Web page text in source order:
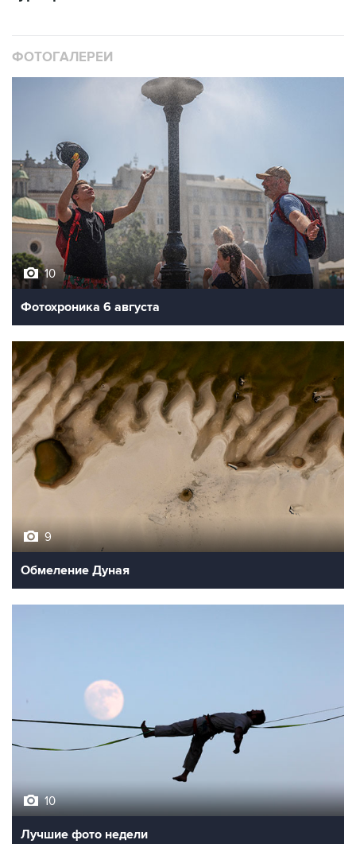
ФОТОГАЛЕРЕИ
10
Фотохроника 6 августа
9
Обмеление Дуная
10
Лучшие фото недели